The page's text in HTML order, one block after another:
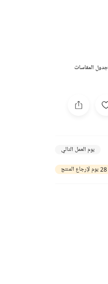
جدول المقاسات
يوم العمل التالي
28 يوم لإرجاع المنتج